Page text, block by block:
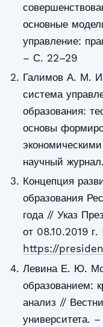
основные
управление:
– С. 22–29
Галимов А. М.
система
образования:
основы
научный
Концепция
образования
года // Указ
от 08.10.2019
https://
Левина Е. Ю.
образованием:
анализ //
университета.